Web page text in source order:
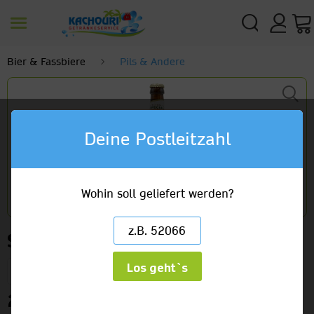
Bier & Fassbiere Pils & Andere
San Miguel
(4 x 6er) x 0,33l Glas
27,49 €
Deine Postleitzahl
Wohin soll geliefert werden?
Los geht`s